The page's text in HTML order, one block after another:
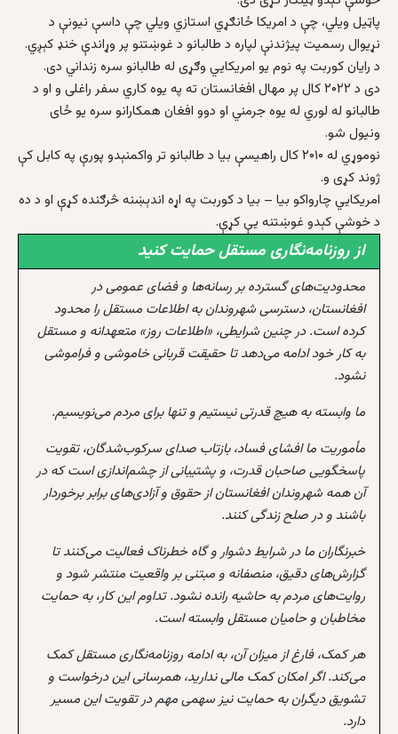
پاټيل ويلي، چې د امريکا ځانګړي استازي ويلي چې داسې نيونې د
نړيوال رسميت پیژندنې لپاره د طالبانو د غوښتنو پر وړاندې خنډ کېږي.
د رایان کوربت په نوم يو امريکايي وګړی له طالبانو سره زنداني دی.
دی د ۲۰۲۲ کال پر مهال افغانستان ته په يوه کاري سفر راغلی و او د
طالبانو له لوري له يوه جرمني او دوو افغان همکارانو سره يو ځای
ونيول شو.
نوموړي له ۲۰۱۰ کال راهيسې بيا د طالبانو تر واکمنېدو پورې په کابل کې
ژوند کړی و.
امريکايي چارواکو بيا – بيا د کوربت په اړه اندېښنه څرګنده کړې او د ده
د خوشې کېدو غوښتنه يې کړې.
از روزنامه‌نگاری مستقل حمایت کنید
محدودیت‌های گسترده بر رسانه‌ها و فضای عمومی در
افغانستان، دسترسی شهروندان به اطلاعات مستقل را محدود
کرده است. در چنین شرایطی، «اطلاعات روز» متعهدانه و مستقل
به کار خود ادامه می‌دهد تا حقیقت قربانی خاموشی و فراموشی
نشود.
ما وابسته به هیچ قدرتی نیستیم و تنها برای مردم می‌نویسیم.
مأموریت ما افشای فساد، بازتاب صدای سرکوب‌شدگان، تقویت
پاسخگویی صاحبان قدرت، و پشتیبانی از چشم‌اندازی است که در
آن همه شهروندان افغانستان از حقوق و آزادی‌های برابر برخوردار
باشند و در صلح زندگی کنند.
خبرنگاران ما در شرایط دشوار و گاه خطرناک فعالیت می‌کنند تا
گزارش‌های دقیق، منصفانه و مبتنی بر واقعیت منتشر شود و
روایت‌های مردم به حاشیه رانده نشود. تداوم این کار، به حمایت
مخاطبان و حامیان مستقل وابسته است.
هر کمک، فارغ از میزان آن، به ادامه روزنامه‌نگاری مستقل کمک
می‌کند. اگر امکان کمک مالی ندارید، همرسانی این درخواست و
تشویق دیگران به حمایت نیز سهمی مهم در تقویت این مسیر
دارد.